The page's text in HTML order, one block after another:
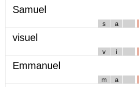
Samuel
s a
visuel
v i
Emmanuel
m a